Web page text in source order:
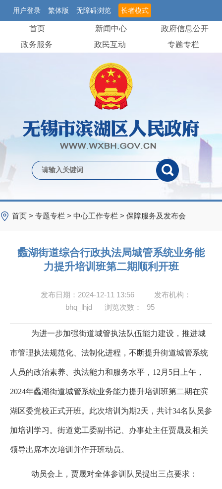
用户登录 繁体版 无障碍浏览 长者模式
首页 新闻中心
政府信息公开
政务服务
政民互动 专题专栏
首页 > 专题专栏 > 中心工作专栏 > 保障服务及发布会
蠡湖街道综合行政执法局城管系统业务能
力提升培训班第二期顺利开班
发布日期：2024-12-11 13:56
发布机构：
bhq_lhjd
浏览次数： 95
为进一步加强街道城管执法队伍能力建设，推进城
市管理执法规范化、法制化进程，不断提升街道城管系统
人员的政治素养、执法能力和服务水平， 12 月 5日上午，
2024年蠡湖街道城管系统业务能力提升培训班第二期在滨
湖区委党校正式开班。此次培训为期2天，共计34名队员参
加培训学习。街道党工委副书记、办事处主任贾晟及相关
领导出席本次培训并作开班动员。
动员会上，贾晟对全体参训队员提出三点要求：